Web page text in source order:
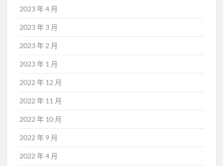
2023 年 4 月
2023 年 3 月
2023 年 2 月
2023 年 1 月
2022 年 12 月
2022 年 11 月
2022 年 10 月
2022 年 9 月
2022 年 4 月